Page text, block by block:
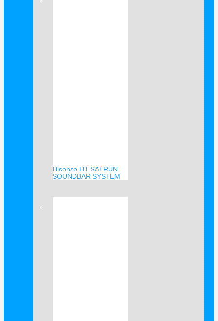
Hisense HT SATRUN
SOUNDBAR SYSTEM